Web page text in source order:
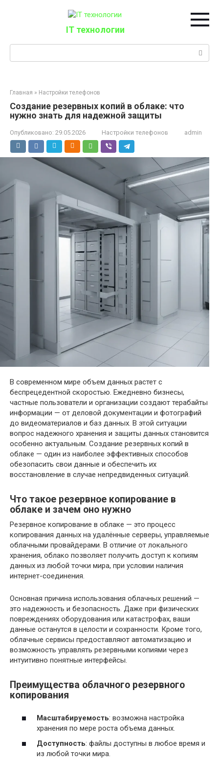
IT технологии
Главная » Настройки телефонов
Создание резервных копий в облаке: что
нужно знать для надежной защиты
Опубликовано: 29.05.2026 Настройки телефонов admin
В современном мире объем данных растет с
беспрецедентной скоростью. Ежедневно бизнесы,
частные пользователи и организации создают терабайты
информации — от деловой документации и фотографий
до видеоматериалов и баз данных. В этой ситуации
вопрос надежного хранения и защиты данных становится
особенно актуальным. Создание резервных копий в
облаке — один из наиболее эффективных способов
обезопасить свои данные и обеспечить их
восстановление в случае непредвиденных ситуаций.
Что такое резервное копирование в
облаке и зачем оно нужно
Резервное копирование в облаке — это процесс
копирования данных на удалённые серверы, управляемые
облачными провайдерами. В отличие от локального
хранения, облако позволяет получить доступ к копиям
данных из любой точки мира, при условии наличия
интернет-соединения.
Основная причина использования облачных решений —
это надежность и безопасность. Даже при физических
повреждениях оборудования или катастрофах, ваши
данные останутся в целости и сохранности. Кроме того,
облачные сервисы предоставляют автоматизацию и
возможность управлять резервными копиями через
интуитивно понятные интерфейсы.
Преимущества облачного резервного
копирования
Масштабируемость: возможна настройка
хранения по мере роста объема данных.
Доступность: файлы доступны в любое время и
из любой точки мира.